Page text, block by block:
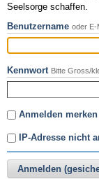
Seelsorge schaffen.
Benutzername oder E-
Kennwort Bitte Gross/
Anmelden merken
IP-Adresse nicht
Anmelden